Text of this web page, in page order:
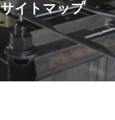
サイトマップ